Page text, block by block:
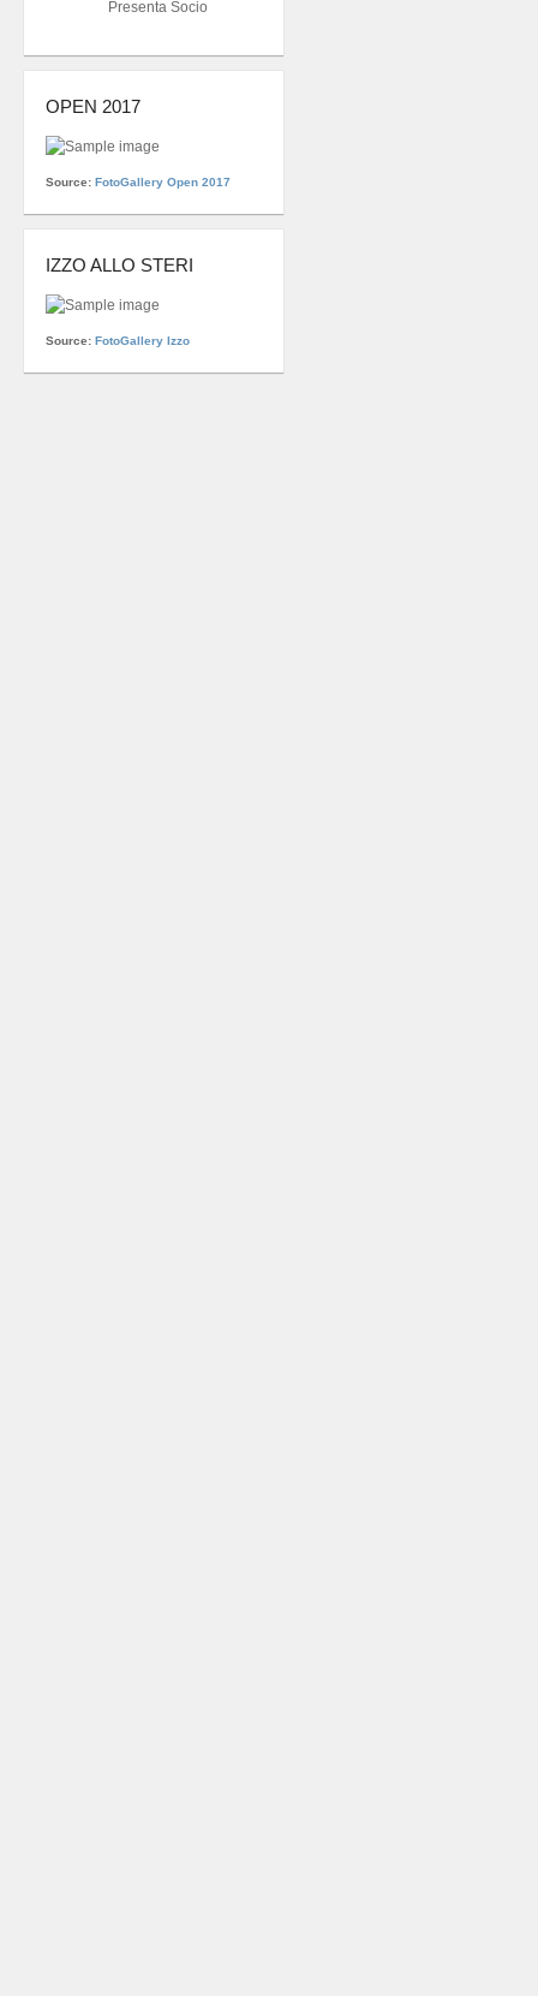
Presenta Socio
OPEN 2017
Source: FotoGallery Open 2017
IZZO ALLO STERI
Source: FotoGallery Izzo